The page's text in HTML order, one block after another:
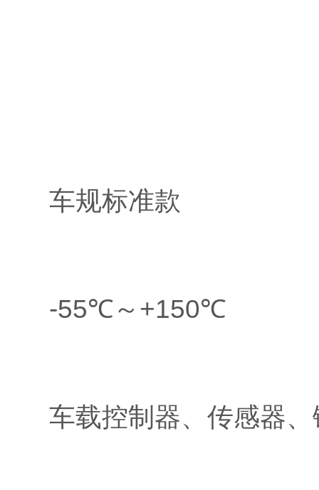
车规标准款
-55℃～+150℃
车载控制器、传感器